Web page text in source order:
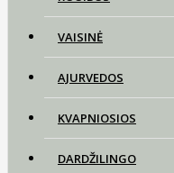
VAISINĖ
AJURVEDOS
KVAPNIOSIOS
DARDŽILINGO